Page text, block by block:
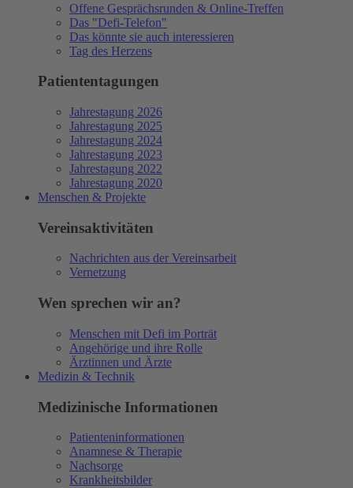
Offene Gesprächsrunden & Online-Treffen
Das "Defi-Telefon"
Das könnte sie auch interessieren
Tag des Herzens
Patiententagungen
Jahrestagung 2026
Jahrestagung 2025
Jahrestagung 2024
Jahrestagung 2023
Jahrestagung 2022
Jahrestagung 2020
Menschen & Projekte
Vereinsaktivitäten
Nachrichten aus der Vereinsarbeit
Vernetzung
Wen sprechen wir an?
Menschen mit Defi im Porträt
Angehörige und ihre Rolle
Ärztinnen und Ärzte
Medizin & Technik
Medizinische Informationen
Patienteninformationen
Anamnese & Therapie
Nachsorge
Krankheitsbilder